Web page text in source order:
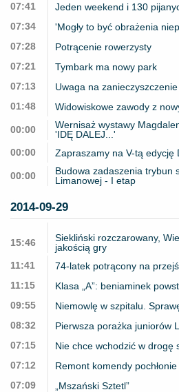
07:41
Jeden weekend i 130
07:34
'Mogły to być obrażenia
07:28
Potrącenie rowerzysty
07:21
Tymbark ma nowy park
07:13
Uwaga na zanieczyszczenie
01:48
Widowiskowe zawody z
00:00
Wernisaż wystawy
'IDĘ DALEJ...'
00:00
Zapraszamy na V-tą edycję
00:00
Budowa zadaszenia trybun
Limanowej - I etap
2014-09-29
15:46
Siekliński rozczarowany,
jakością gry
11:41
74-latek potrącony na
11:15
Klasa „A”: beniaminek
09:55
Niemowlę w szpitalu.
08:32
Pierwsza porażka juniorów
07:15
Nie chce wchodzić w drogę
07:12
Remont komendy
07:09
„Mszański Sztetl”